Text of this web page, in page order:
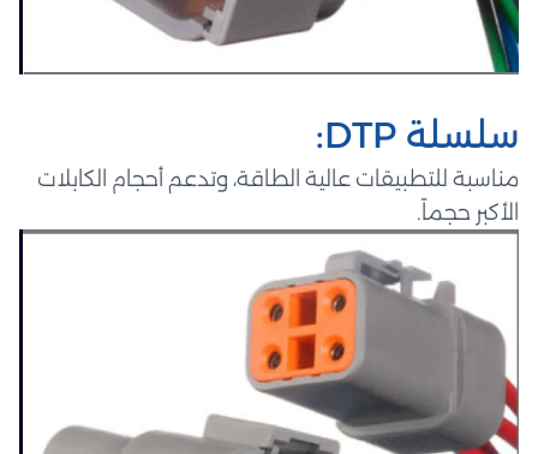
سلسلة DTP:
مناسبة للتطبيقات عالية الطاقة، وتدعم أحجام الكابلات
الأكبر حجماً.